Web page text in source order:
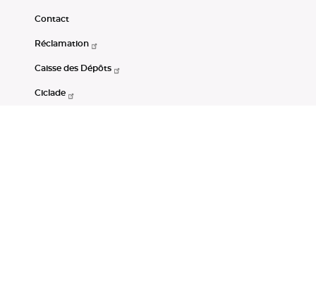
Contact
Réclamation
Caisse des Dépôts
Ciclade